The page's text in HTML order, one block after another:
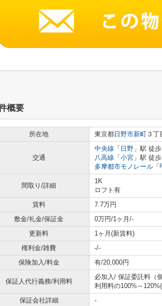
概要
所在地 東京都 日野市新町 ３丁
交通
中央線 「 日野 」駅 徒
八高線 「 小宮 」駅 徒
多摩都市モノレール 「
間取り/詳細
1K
ロフト有
賃料 7.7万円
敷金/礼金/保証金
0万円/1ヶ月/-
更新料
1ヶ月(新賃料)
権利金/雑費
-/-
保険加入/料金
有/20,000円
保証人代行義務/利用料
必加入/ 保証委託料（
利用料の100%～
保証会社詳細 -